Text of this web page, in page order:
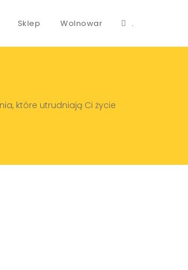
Sklep Wolnowar .
które utrudniają Ci życie